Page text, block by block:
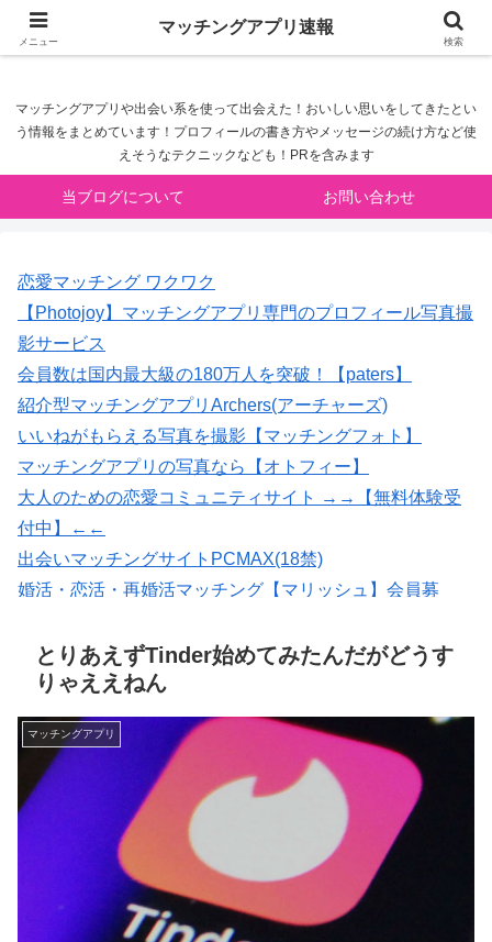
マッチングアプリ速報
マッチングアプリや出会い系を使って出会えた！おいしい思いをしてきたとい
う情報をまとめています！プロフィールの書き方やメッセージの続け方など使
えそうなテクニックなども！PRを含みます
当ブログについて お問い合わせ
恋愛マッチング ワクワク
【Photojoy】マッチングアプリ専門のプロフィール写真撮
影サービス
会員数は国内最大級の180万人を突破！【paters】
紹介型マッチングアプリArchers(アーチャーズ)
いいねがもらえる写真を撮影【マッチングフォト】
マッチングアプリの写真なら【オトフィー】
大人のための恋愛コミュニティサイト →→【無料体験受
付中】←←
出会いマッチングサイトPCMAX(18禁)
婚活・恋活・再婚活マッチング【マリッシュ】会員募
★イククル無料登録（18禁）
とりあえずTinder始めてみたんだがどうす
りゃええねん
マッチングアプリ
メニュー
マッチングアプリ速報
検索